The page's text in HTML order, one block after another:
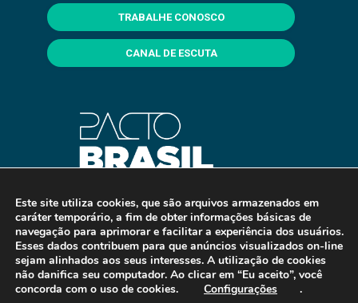
TRABALHE CONOSCO
CANAL DE ESCUTA
Este site utiliza cookies, que são arquivos armazenados em
caráter temporário, a fim de obter informações básicas de
navegação para aprimorar e facilitar a experiência dos usuários.
Esses dados contribuem para que anúncios visualizados on-line
sejam alinhados aos seus interesses. A utilização de cookies
não danifica seu computador. Ao clicar em “Eu aceito”, você
concorda com o uso de cookies.
Configurações .